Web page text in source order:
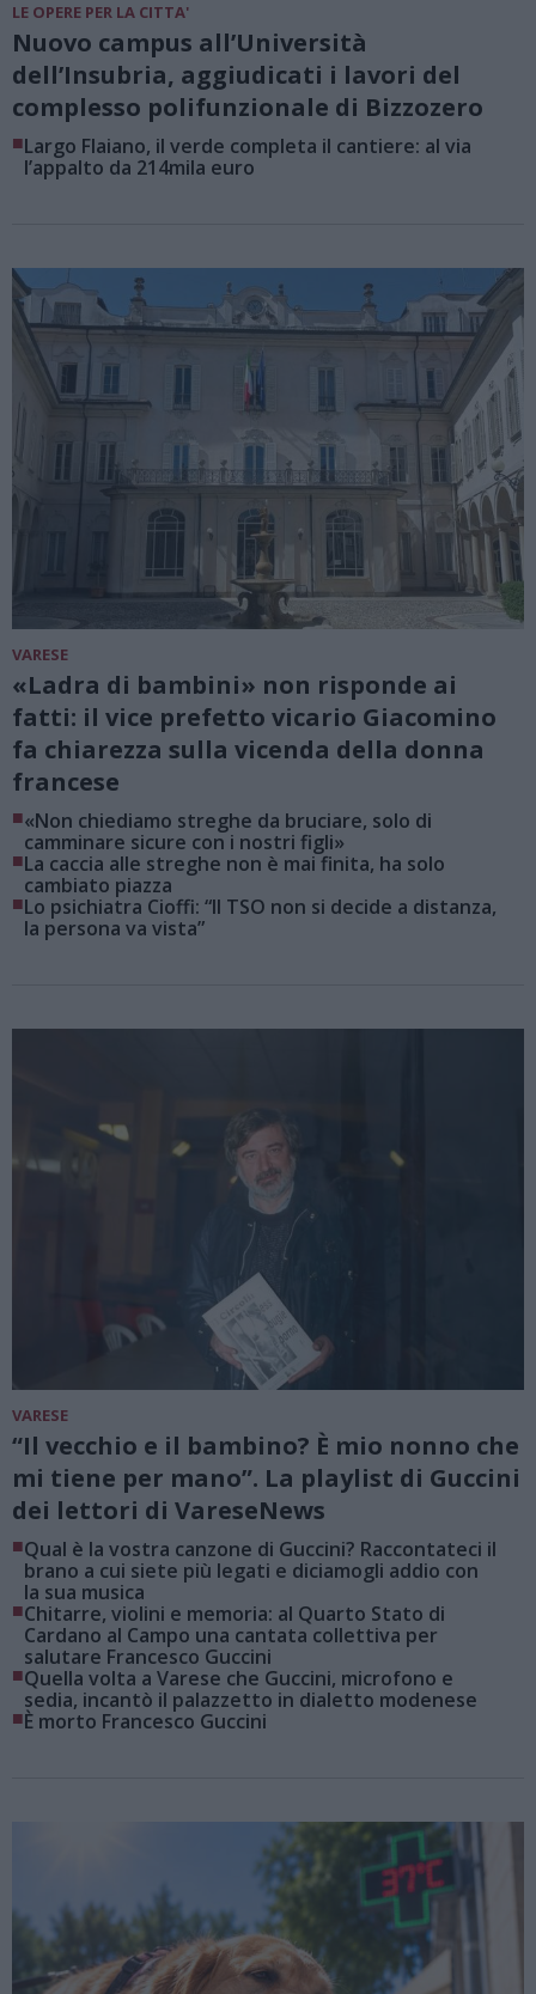
LE OPERE PER LA CITTA'
Nuovo campus all’Università
dell’Insubria, aggiudicati i lavori del
complesso polifunzionale di Bizzozero
■Largo Flaiano, il verde completa il cantiere: al via
l’appalto da 214mila euro
VARESE
«Ladra di bambini» non risponde ai
fatti: il vice prefetto vicario Giacomino
fa chiarezza sulla vicenda della donna
francese
■«Non chiediamo streghe da bruciare, solo di
camminare sicure con i nostri figli»
■La caccia alle streghe non è mai finita, ha solo
cambiato piazza
■Lo psichiatra Cioffi: “Il TSO non si decide a distanza,
la persona va vista”
VARESE
“Il vecchio e il bambino? È mio nonno che
mi tiene per mano”. La playlist di Guccini
dei lettori di VareseNews
■Qual è la vostra canzone di Guccini? Raccontateci il
brano a cui siete più legati e diciamogli addio con
la sua musica
■Chitarre, violini e memoria: al Quarto Stato di
Cardano al Campo una cantata collettiva per
salutare Francesco Guccini
■Quella volta a Varese che Guccini, microfono e
sedia, incantò il palazzetto in dialetto modenese
■È morto Francesco Guccini